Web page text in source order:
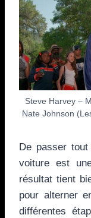
Steve Harvey –
Nate Johnson
De passer
voiture est
résultat tient
pour alterner
différentes